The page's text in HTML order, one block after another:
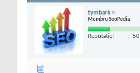
tymbark
Membru SeoPedia
Reputatie: 50